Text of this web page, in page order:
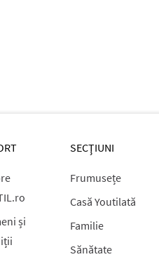
și
SECŢIUNI
Frumusețe
Casă Youtilată
Familie
Sănătate